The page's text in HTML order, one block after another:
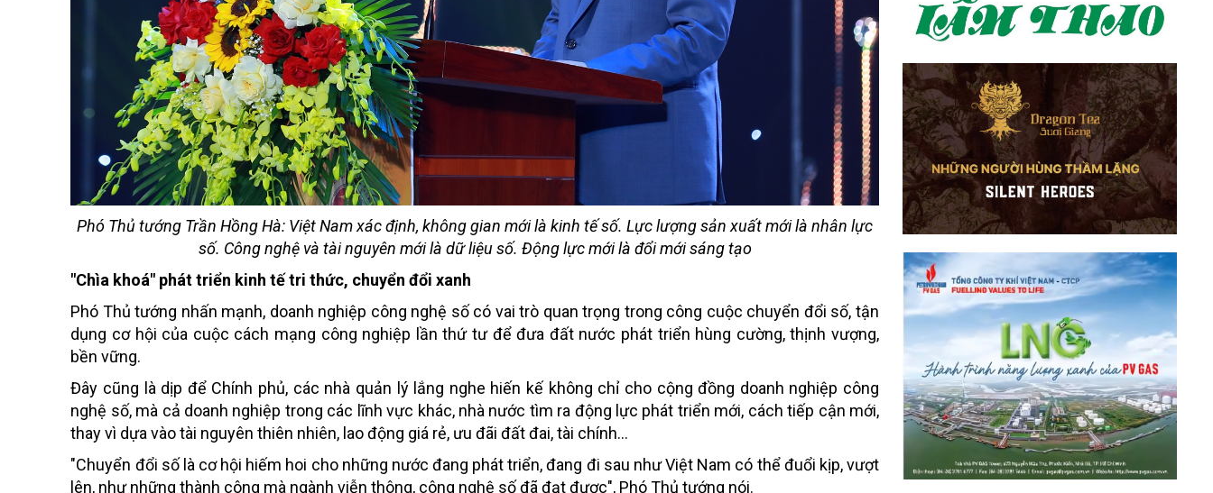
Phó Thủ tướng Trần Hồng Hà: Việt Nam xác định, không gian mới là kinh tế số. Lực lượng sản xuất mới là nhân lực
số. Công nghệ và tài nguyên mới là dữ liệu số. Động lực mới là đổi mới sáng tạo
"Chìa khoá" phát triển kinh tế tri thức, chuyển đổi xanh
Phó Thủ tướng nhấn mạnh, doanh nghiệp công nghệ số có vai trò quan trọng trong công cuộc chuyển đổi số, tận
dụng cơ hội của cuộc cách mạng công nghiệp lần thứ tư để đưa đất nước phát triển hùng cường, thịnh vượng,
bền vững.
Đây cũng là dịp để Chính phủ, các nhà quản lý lắng nghe hiến kế không chỉ cho cộng đồng doanh nghiệp công
nghệ số, mà cả doanh nghiệp trong các lĩnh vực khác, nhà nước tìm ra động lực phát triển mới, cách tiếp cận mới,
thay vì dựa vào tài nguyên thiên nhiên, lao động giá rẻ, ưu đãi đất đai, tài chính…
"Chuyển đổi số là cơ hội hiếm hoi cho những nước đang phát triển, đang đi sau như Việt Nam có thể đuổi kịp, vượt
lên, như những thành công mà ngành viễn thông, công nghệ số đã đạt được", Phó Thủ tướng nói.